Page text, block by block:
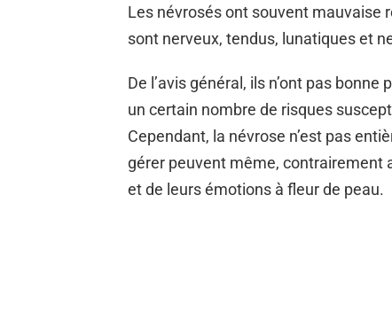
Les névrosés ont souvent mauvaise
sont nerveux, tendus, lunatiques et
De l’avis général, ils n’ont pas
un certain nombre de risques
Cependant, la névrose n’est pas
gérer peuvent même, contrairement
et de leurs émotions à fleur de peau.